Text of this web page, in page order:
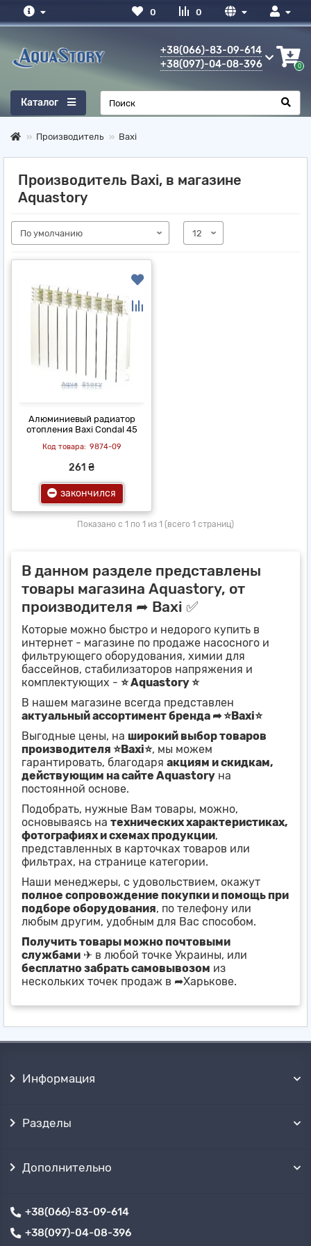
0
0
+38(066)-83-09-614
+38(097)-04-08-396
0
Каталог
Производитель Baxi
Производитель Baxi, в магазине
Aquastory
Алюминиевый радиатор
отопления Baxi Condal 45
9874-09
261 ₴
закончился
Показано с 1 по 1 из 1 (всего 1 страниц)
В данном разделе представлены
товары магазина Aquastory, от
производителя ➦ Baxi ✅
Которые можно быстро и недорого купить в
интернет - магазине по продаже насосного и
фильтрующего оборудования, химии для
бассейнов, стабилизаторов напряжения и
комплектующих - ⭐ Aquastory ⭐
В нашем магазине всегда представлен
актуальный ассортимент бренда ➦ ⭐Baxi⭐
Выгодные цены, на широкий выбор товаров
производителя ⭐Baxi⭐, мы можем
гарантировать, благодаря акциям и скидкам,
действующим на сайте Aquastory на
постоянной основе.
Подобрать, нужные Вам товары, можно,
основываясь на технических характеристиках,
фотографиях и схемах продукции,
представленных в карточках товаров или
фильтрах, на странице категории.
Наши менеджеры, с удовольствием, окажут
полное сопровождение покупки и помощь при
подборе оборудования, по телефону или
любым другим, удобным для Вас способом.
Получить товары можно почтовыми
службами ✈ в любой точке Украины, или
бесплатно забрать самовывозом из
нескольких точек продаж в ➦Харькове.
Информация
Разделы
Дополнительно
+38(066)-83-09-614
+38(097)-04-08-396